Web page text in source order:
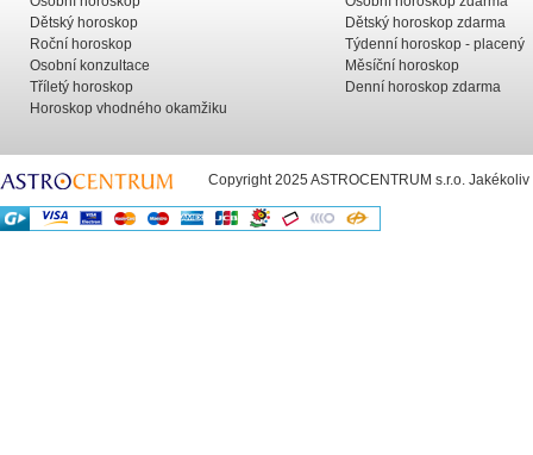
Dětský horoskop
Roční horoskop
Osobní konzultace
Tříletý horoskop
Horoskop vhodného okamžiku
Dětský horoskop zdarma
Týdenní horoskop - placený
Měsíční horoskop
Denní horoskop zdarma
Copyright 2025 ASTROCENTRUM s.r.o.